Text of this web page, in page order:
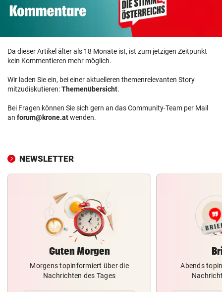
Da dieser Artikel älter als 18 Monate ist, ist zum jetzigen Zeitpunkt
kein Kommentieren mehr möglich.
Wir laden Sie ein, bei einer aktuelleren themenrelevanten Story
mitzudiskutieren:Themenübersicht.
Bei Fragen können Sie sich gern an das Community-Team per Mail
an forum@krone.atwenden.
NEWSLETTER
Guten Morgen
Morgens topinformiert über die
Nachrichten des Tages
Abends